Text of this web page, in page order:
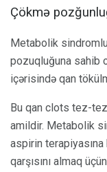
Çökmə
Metabolik
pozuqluğuna sahib
içərisində qan
Bu qan clots tez-tez
amildir. Metabolik
aspirin
qarşısını almaq